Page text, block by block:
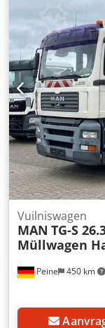
11/2024,
overbrenging:
ophanging:staal-
9.600 mm, totale
34.000 mm,
bedrijfsklaar
airconditioning,
Peine 450 km
Vuilniswagen
MAN TG-S
Müllwagen